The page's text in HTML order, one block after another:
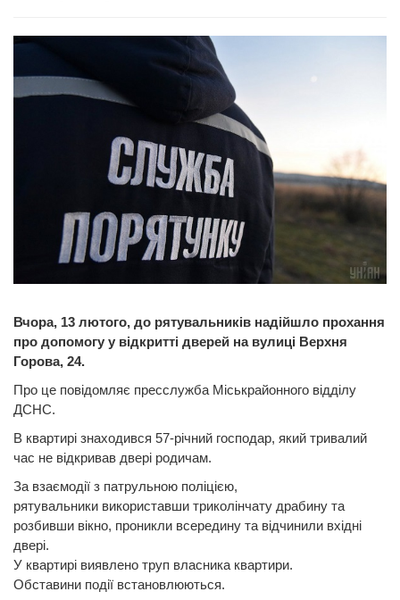
Вчора, 13 лютого, до рятувальників надійшло прохання
про допомогу у відкритті дверей на вулиці Верхня
Горова, 24.
Про це повідомляє пресслужба Міськрайонного відділу
ДСНС.
В квартирі знаходився 57-річний господар, який тривалий
час не відкривав двері родичам.
За взаємодії з патрульною поліцією,
рятувальники використавши триколінчату драбину та
розбивши вікно, проникли всередину та відчинили вхідні
двері.
У квартирі виявлено труп власника квартири.
Обставини події встановлюються.